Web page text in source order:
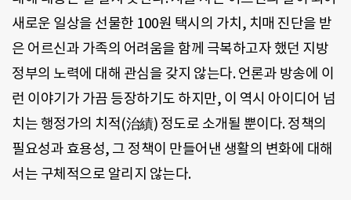
새로운 일상을 선물한 100원 택시의 가치, 치매 진단을 받
은 어르신과 가족의 어려움을 함께 극복하고자 했던 지방
정부의 노력에 대해 관심을 갖지 않는다. 언론과 방송에 이
런 이야기가 가끔 등장하기도 하지만, 이 역시 아이디어 넘
치는 행정가의 치적(治績) 정도로 소개될 뿐이다. 정책의
필요성과 효용성, 그 정책이 만들어낸 생활의 변화에 대해
서는 구체적으로 알리지 않는다.